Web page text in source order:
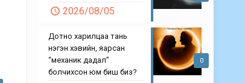
2026/08/05
0
Дотно харилцаа тань
нэгэн хэвийн, яарсан
“механик дадал”
болчихсон юм биш биз?